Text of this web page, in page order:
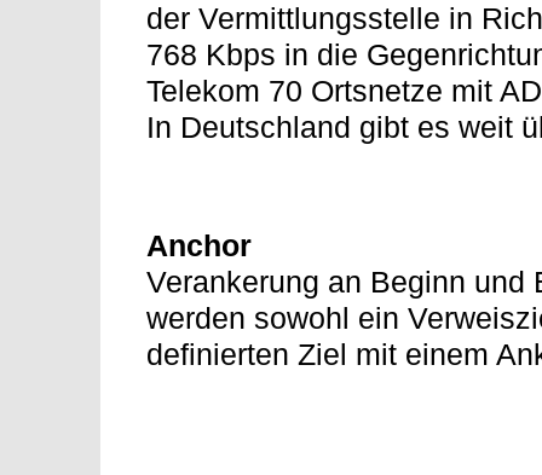
der Vermittlungsstelle in
768 Kbps in die
Telekom 70 Ortsnetze mit
In Deutschland gibt es weit
Anchor
Verankerung an Beginn und
werden sowohl ein
definierten Ziel mit einem